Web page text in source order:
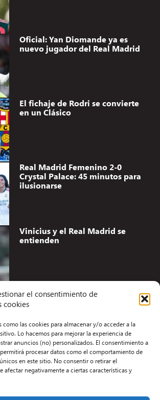
el consentimiento de
cookies
como las cookies para almacenar y/o acceder a la
Lo hacemos para mejorar la experiencia de
anuncios (no) personalizados. El consentimiento a
procesar datos como el comportamiento de
en este sitio. No consentir o retirar el
afectar negativamente a ciertas características y
Oficial: Yan Diomande ya es
nuevo jugador del Real Madrid
El fichaje de Rodri se convierte
en un Clásico
Real Madrid Femenino 2-0
Crystal Palace: 45 minutos para
ilusionarse
Vinicius y el Real Madrid se
entienden
Aviso Legal
Términos y condiciones
Política de privacidad